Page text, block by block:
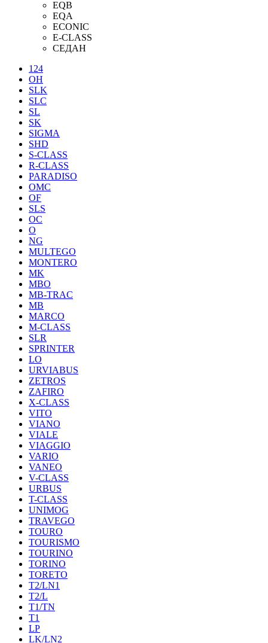
EQB
EQA
ECONIC
E-CLASS
СЕДАН
124
OH
SLK
SLC
SL
SK
SIGMA
SHD
S-CLASS
R-CLASS
PARADISO
OMC
OF
SLS
OC
O
NG
MULTEGO
MONTERO
MK
MBO
MB-TRAC
MB
MARCO
M-CLASS
SLR
SPRINTER
LO
URVIABUS
ZETROS
ZAFIRO
X-CLASS
VITO
VIANO
VIALE
VIAGGIO
VARIO
VANEO
V-CLASS
URBUS
T-CLASS
UNIMOG
TRAVEGO
TOURO
TOURISMO
TOURINO
TORINO
TORETO
T2/LN1
T2/L
T1/TN
T1
LP
LK/LN2